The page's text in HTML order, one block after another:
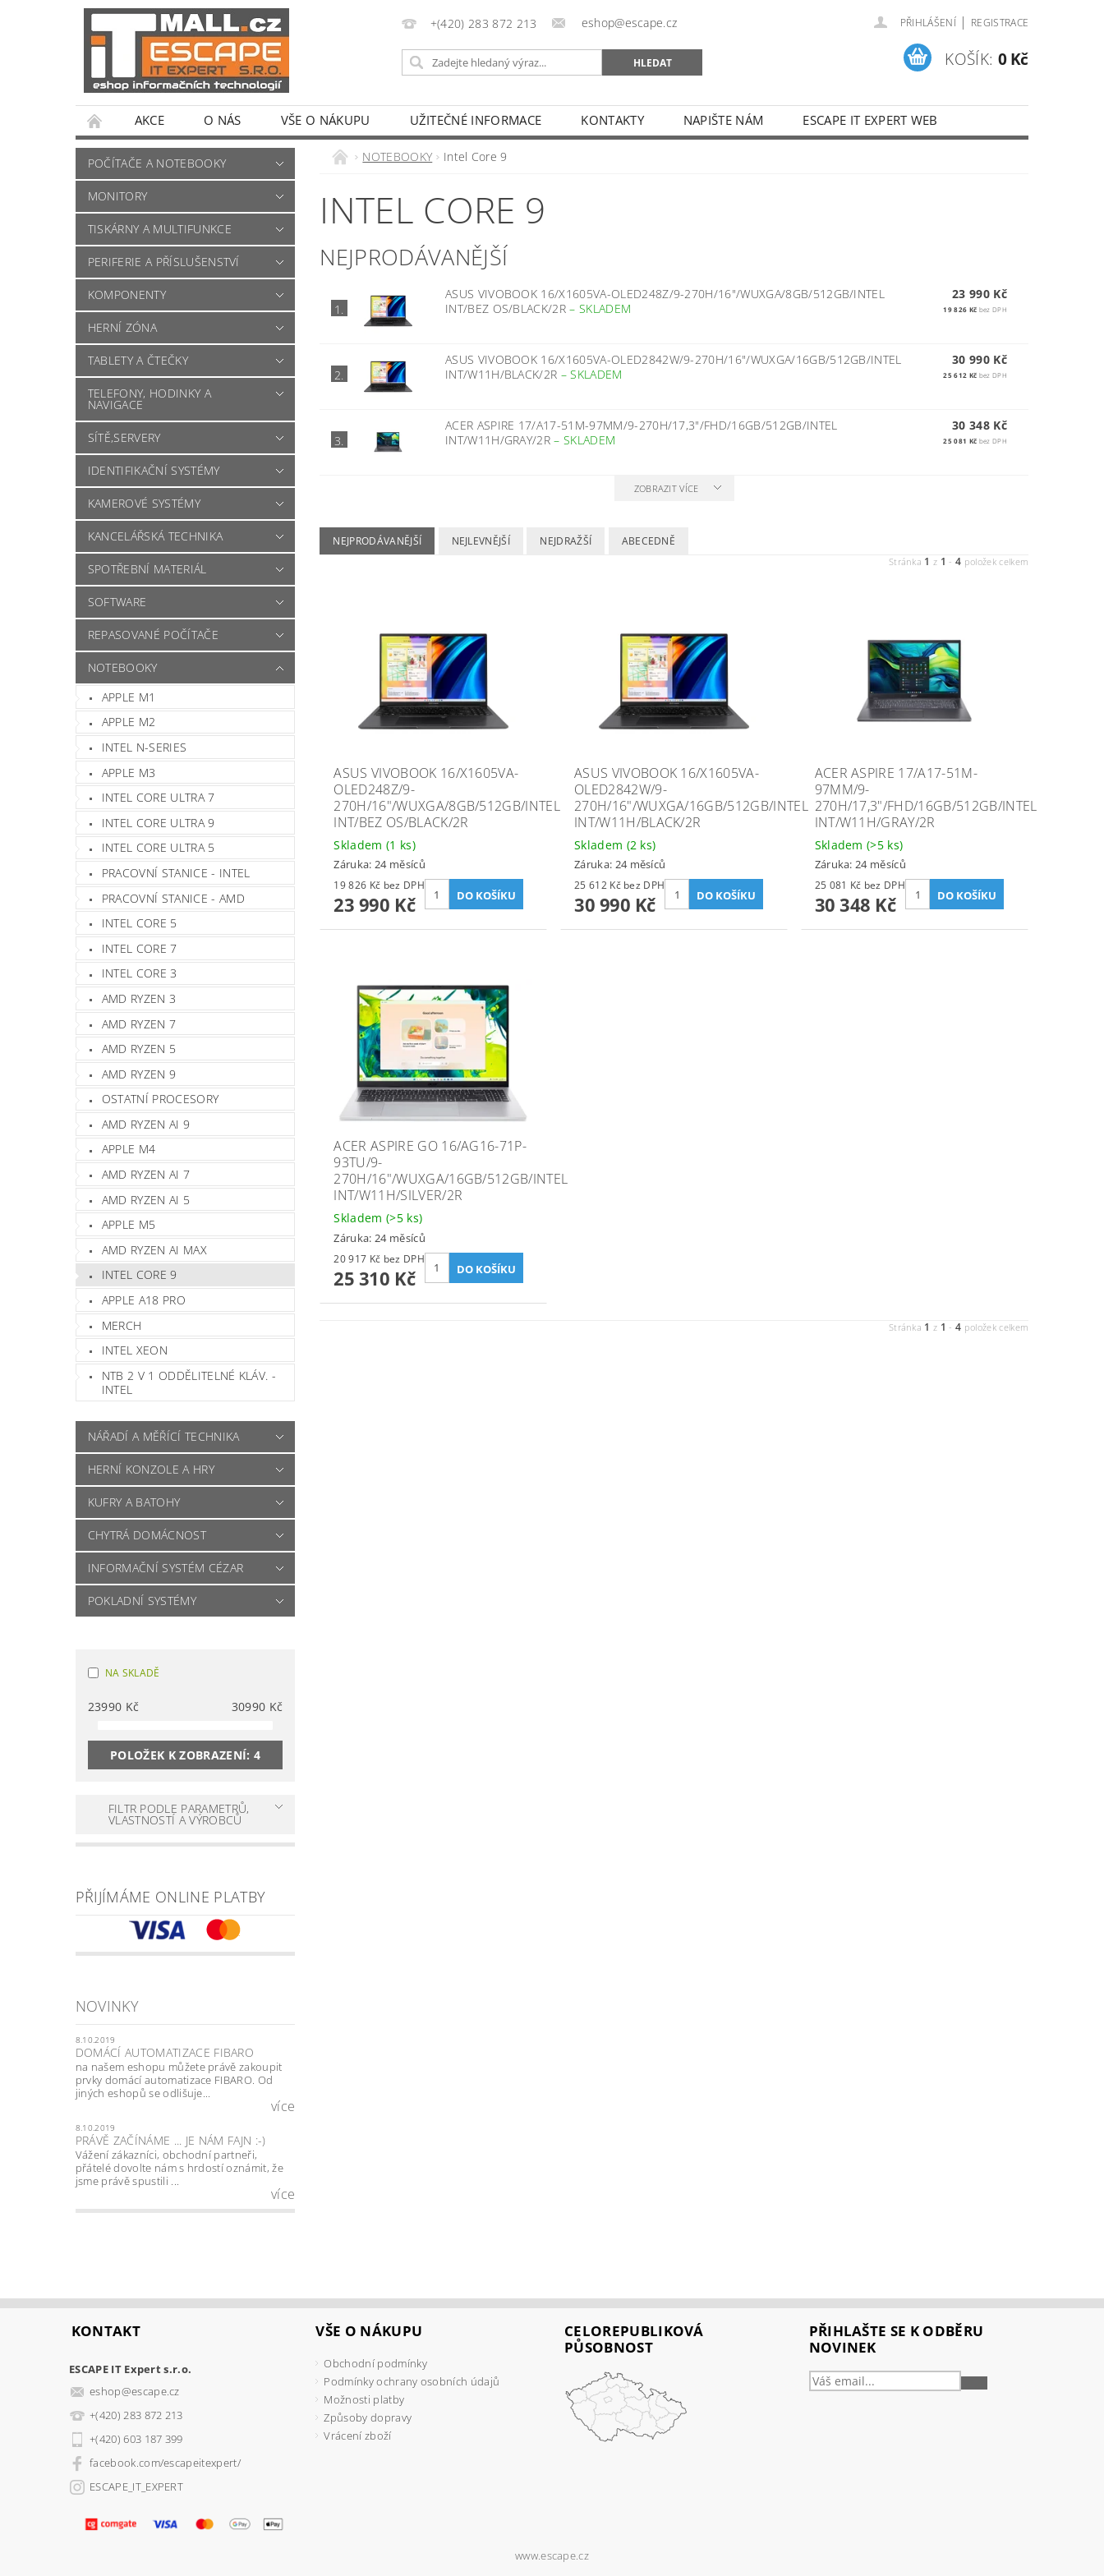
+(420) 283 872 213 eshop@escape.cz PŘIHLÁŠENÍ | REGISTRACE
KOŠÍK: 0 Kč
AKCE O NÁS VŠE O NÁKUPU UŽITEČNÉ INFORMACE KONTAKTY NAPIŠTE NÁM ESCAPE IT EXPERT WEB
POČÍTAČE A NOTEBOOKY
MONITORY
TISKÁRNY A MULTIFUNKCE
PERIFERIE A PŘÍSLUŠENSTVÍ
KOMPONENTY
HERNÍ ZÓNA
TABLETY A ČTEČKY
TELEFONY, HODINKY A
NAVIGACE
SÍTĚ,SERVERY
IDENTIFIKAČNÍ SYSTÉMY
KAMEROVÉ SYSTÉMY
KANCELÁŘSKÁ TECHNIKA
SPOTŘEBNÍ MATERIÁL
SOFTWARE
REPASOVANÉ POČÍTAČE
NOTEBOOKY
APPLE M1
APPLE M2
INTEL N-SERIES
APPLE M3
INTEL CORE ULTRA 7
INTEL CORE ULTRA 9
INTEL CORE ULTRA 5
PRACOVNÍ STANICE - INTEL
PRACOVNÍ STANICE - AMD
INTEL CORE 5
INTEL CORE 7
INTEL CORE 3
AMD RYZEN 3
AMD RYZEN 7
AMD RYZEN 5
AMD RYZEN 9
OSTATNÍ PROCESORY
AMD RYZEN AI 9
APPLE M4
AMD RYZEN AI 7
AMD RYZEN AI 5
APPLE M5
AMD RYZEN AI MAX
INTEL CORE 9
APPLE A18 PRO
MERCH
INTEL XEON
NTB 2 V 1 ODDĚLITELNÉ KLÁV. -
INTEL
NÁŘADÍ A MĚŘÍCÍ TECHNIKA
HERNÍ KONZOLE A HRY
KUFRY A BATOHY
CHYTRÁ DOMÁCNOST
INFORMAČNÍ SYSTÉM CÉZAR
POKLADNÍ SYSTÉMY
NA SKLADĚ
23990 Kč 30990 Kč
POLOŽEK K ZOBRAZENÍ: 4
FILTR PODLE PARAMETRŮ,
VLASTNOSTÍ A VÝROBCŮ
PŘIJÍMÁME ONLINE PLATBY
NOVINKY
8.10.2019
DOMÁCÍ AUTOMATIZACE FIBARO
na našem eshopu můžete právě zakoupit
prvky domácí automatizace FIBARO. Od
jiných eshopů se odlišuje...
více
8.10.2019
PRÁVĚ ZAČÍNÁME ... JE NÁM FAJN :-)
Vážení zákazníci, obchodní partneři,
přátelé dovolte nám s hrdostí oznámit, že
jsme právě spustili ...
více
NOTEBOOKY Intel Core 9
INTEL CORE 9
NEJPRODÁVANĚJŠÍ
1.
ASUS VIVOBOOK 16/X1605VA-OLED248Z/9-270H/16"/WUXGA/8GB/512GB/INTEL
INT/BEZ OS/BLACK/2R– SKLADEM
23 990 Kč
19 826 Kč bez DPH
2.
ASUS VIVOBOOK 16/X1605VA-OLED2842W/9-270H/16"/WUXGA/16GB/512GB/INTEL
INT/W11H/BLACK/2R –SKLADEM
30 990 Kč
25 612 Kč bez DPH
3.
ACER ASPIRE 17/A17-51M-97MM/9-270H/17,3"/FHD/16GB/512GB/INTEL
INT/W11H/GRAY/2R–SKLADEM
30 348 Kč
25 081 Kč bez DPH
ZOBRAZIT VÍCE
NEJPRODÁVANĚJŠÍ NEJLEVNĚJŠÍ NEJDRAŽŠÍ ABECEDNĚ
Stránka 1 z 1 -4 položek celkem
ASUS VIVOBOOK 16/X1605VA-
OLED248Z/9-
270H/16"/WUXGA/8GB/512GB/INTEL
INT/BEZ OS/BLACK/2R
Skladem (1 ks)
Záruka: 24 měsíců
19 826 Kč bez DPH
23 990 Kč
ASUS VIVOBOOK 16/X1605VA-
OLED2842W/9-
270H/16"/WUXGA/16GB/512GB/INTEL
INT/W11H/BLACK/2R
Skladem (2 ks)
Záruka: 24 měsíců
25 612 Kč bez DPH
30 990 Kč
ACER ASPIRE 17/A17-51M-
97MM/9-
270H/17,3"/FHD/16GB/512GB/INTEL
INT/W11H/GRAY/2R
Skladem(>5 ks)
Záruka: 24 měsíců
25 081 Kč bez DPH
30 348 Kč
ACER ASPIRE GO 16/AG16-71P-
93TU/9-
270H/16"/WUXGA/16GB/512GB/INTEL
INT/W11H/SILVER/2R
Skladem (>5 ks)
Záruka: 24 měsíců
20 917 Kč bez DPH
25 310 Kč
Stránka 1 z 1 -4 položek celkem
KONTAKT
ESCAPE IT Expert s.r.o.
eshop@escape.cz
+(420) 283 872 213
+(420) 603 187 399
facebook.com/escapeitexpert/
ESCAPE_IT_EXPERT
VŠE O NÁKUPU
Obchodní podmínky
Podmínky ochrany osobních údajů
Možnosti platby
Způsoby dopravy
Vrácení zboží
CELOREPUBLIKOVÁ
PŮSOBNOST
PŘIHLAŠTE SE K ODBĚRU
NOVINEK
PŘIHLÁSIT
www.escape.cz